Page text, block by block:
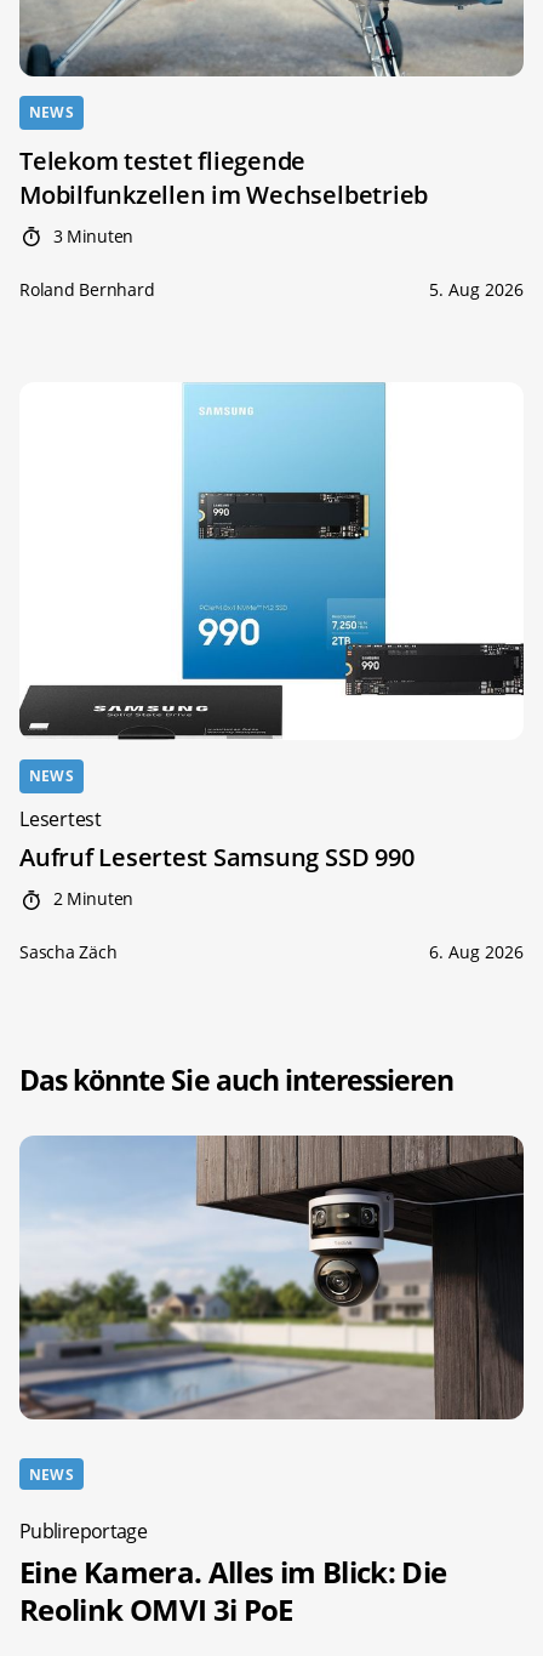
NEWS
Telekom testet fliegende
Mobilfunkzellen im Wechselbetrieb
3 Minuten
Roland Bernhard 5. Aug 2026
NEWS
Lesertest
Aufruf Lesertest Samsung SSD 990
2 Minuten
Sascha Zäch 6. Aug 2026
Das könnte Sie auch interessieren
NEWS
Publireportage
Eine Kamera. Alles im Blick: Die
Reolink OMVI 3i PoE